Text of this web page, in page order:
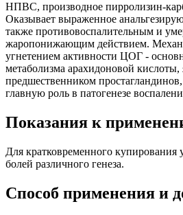
НПВС, производное пирролизин-
Оказывает выраженное
также противовоспалительным и
жаропонижающим действием.
угнетением активности ЦОГ -
метаболизма арахидоновой
предшественником
главную роль в патогенезе
Показания к
Для кратковременного
болей различного генеза.
Способ применения и